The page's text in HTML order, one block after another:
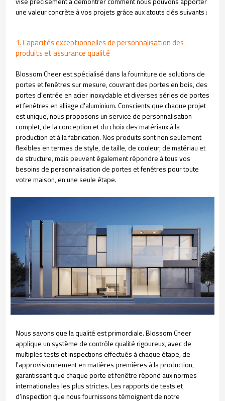
une valeur concrète à vos projets grâce aux atouts clés suivants :
1. Capacités exceptionnelles de personnalisation des
produits et assurance qualité
Blossom Cheer est spécialisé dans la fourniture de solutions de
portes et fenêtres sur mesure, couvrant des portes en bois, des
portes d'entrée en acier inoxydable et diverses séries de portes
et fenêtres en alliage d'aluminium. Conscients que chaque projet
est unique, nous proposons un service de personnalisation
complet, de la conception et du choix des matériaux à la
production et à la fabrication. Nos produits sont non seulement
flexibles en termes de style, de taille, de couleur, de matériau et
de structure, mais peuvent également répondre à tous vos
besoins de personnalisation de portes et fenêtres pour toute
votre maison, en une seule étape.
Nous savons que la qualité est primordiale. Blossom Cheer
applique un système de contrôle qualité rigoureux, avec de
multiples tests et inspections effectués à chaque étape, de
l'approvisionnement en matières premières à la production,
garantissant que chaque porte et fenêtre répond aux normes
internationales les plus strictes. Les rapports de tests et
d'inspection que nous fournissons témoignent de notre